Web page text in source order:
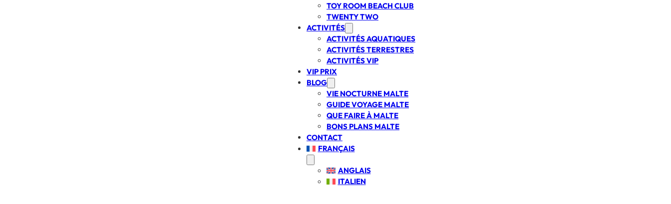
TOY ROOM BEACH CLUB
TWENTY TWO
ACTIVITÉS
ACTIVITÉS AQUATIQUES
ACTIVITÉS TERRESTRES
ACTIVITÉS VIP
VIP PRIX
BLOG
VIE NOCTURNE MALTE
GUIDE VOYAGE MALTE
QUE FAIRE À MALTE
BONS PLANS MALTE
CONTACT
FRANÇAIS
ANGLAIS
ITALIEN